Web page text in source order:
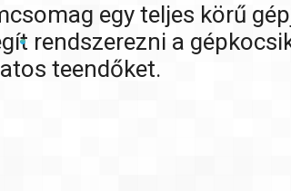
egy teljes körű
rendszerezni a
teendőket.